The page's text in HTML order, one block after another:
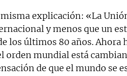
explicación: «La
y menos que un
los últimos 80 años. Ahora
orden mundial está
de que el mundo se